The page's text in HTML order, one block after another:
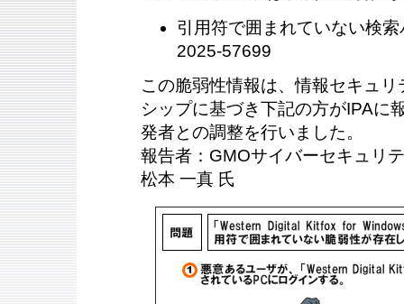
引用符で囲まれていない検
2025-57699
この脆弱性情報は、情報セキュ
シップに基づき下記の方がIPAに
発者との調整を行いました。
報告者：GMOサイバーセキュリ
松本 一真 氏